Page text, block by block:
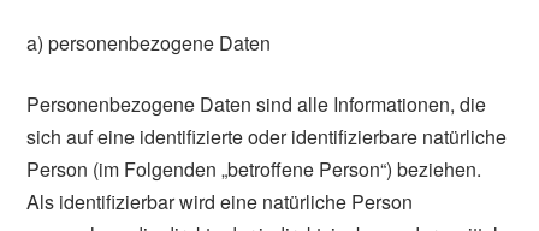
a) personenbezogene Daten
Personenbezogene Daten sind alle Informationen, die
sich auf eine identifizierte oder identifizierbare natürliche
Person (im Folgenden „betroffene Person“) beziehen.
Als identifizierbar wird eine natürliche Person